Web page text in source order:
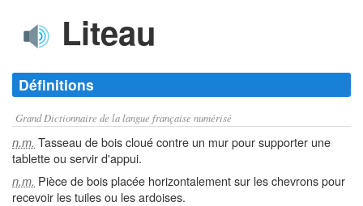
Liteau
Définitions
Grand Dictionnaire de la langue française numérisé
n.m. Tasseau de bois cloué contre un mur pour supporter une
tablette ou servir d'appui.
n.m. Pièce de bois placée horizontalement sur les chevrons pour
recevoir les tuiles ou les ardoises.